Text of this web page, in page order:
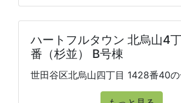
ハートフルタウン 北烏山4
番（杉並） B号棟
世田谷区北烏山四丁目 1428番40